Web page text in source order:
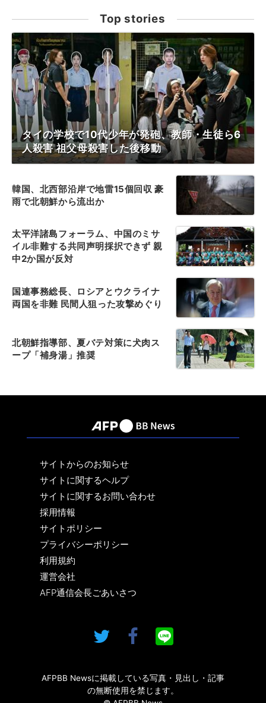
Top stories
タイの学校で10代少年が発砲、教師・生徒ら6
人殺害 祖父母殺害した後移動
韓国、北西部沿岸で地雷15個回収 豪
雨で北朝鮮から流出か
太平洋諸島フォーラム、中国のミサ
イル非難する共同声明採択できず 親
中2か国が反対
国連事務総長、ロシアとウクライナ
両国を非難 民間人狙った攻撃めぐり
北朝鮮指導部、夏バテ対策に犬肉ス
ープ「補身湯」推奨
サイトからのお知らせ
サイトに関するヘルプ
サイトに関するお問い合わせ
採用情報
サイトポリシー
プライバシーポリシー
利用規約
運営会社
AFP通信会長ごあいさつ
AFPBB Newsに掲載している写真・見出し・記事
の無断使用を禁じます。